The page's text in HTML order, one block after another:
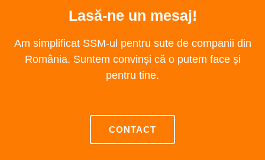
Lasă-ne un mesaj!
Am simplificat SSM-ul pentru sute de companii din
România. Suntem convinși că o putem face și
pentru tine.
CONTACT